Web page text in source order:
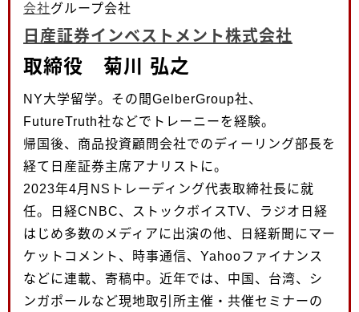
会社グループ会社
日産証券インベストメント株式会社
取締役 菊川 弘之
NY大学留学。その間GelberGroup社、
FutureTruth社などでトレーニーを経験。
帰国後、商品投資顧問会社でのディーリング部長を
経て日産証券主席アナリストに。
2023年4月NSトレーディング代表取締社長に就
任。日経CNBC、ストックボイスTV、ラジオ日経
はじめ多数のメディアに出演の他、日経新聞にマー
ケットコメント、時事通信、Yahooファイナンス
などに連載、寄稿中。近年では、中国、台湾、シ
ンガポールなど現地取引所主催・共催セミナーの